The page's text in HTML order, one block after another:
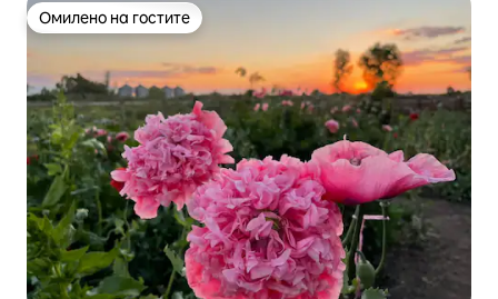
Омилено на гостите
Омилено на гостите